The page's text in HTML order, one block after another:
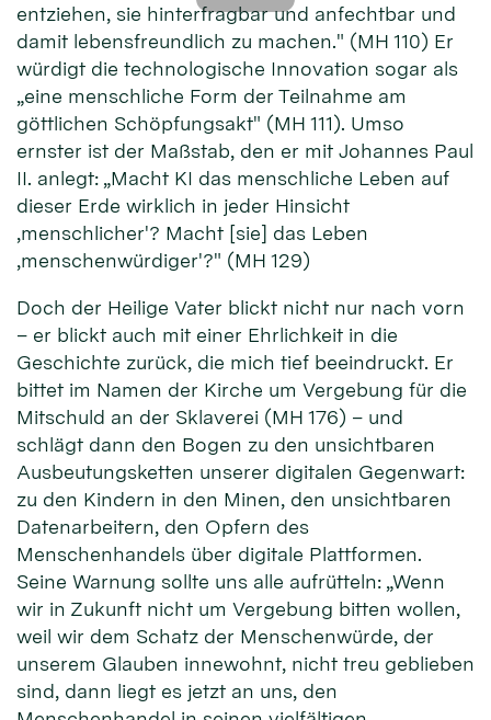
entziehen, sie hinterfragbar und anfechtbar und
damit lebensfreundlich zu machen." (MH 110) Er
würdigt die technologische Innovation sogar als
„eine menschliche Form der Teilnahme am
göttlichen Schöpfungsakt" (MH 111). Umso
ernster ist der Maßstab, den er mit Johannes Paul
II. anlegt: „Macht KI das menschliche Leben auf
dieser Erde wirklich in jeder Hinsicht
‚menschlicher'? Macht [sie] das Leben
‚menschenwürdiger'?" (MH 129)
Doch der Heilige Vater blickt nicht nur nach vorn
– er blickt auch mit einer Ehrlichkeit in die
Geschichte zurück, die mich tief beeindruckt. Er
bittet im Namen der Kirche um Vergebung für die
Mitschuld an der Sklaverei (MH 176) – und
schlägt dann den Bogen zu den unsichtbaren
Ausbeutungsketten unserer digitalen Gegenwart:
zu den Kindern in den Minen, den unsichtbaren
Datenarbeitern, den Opfern des
Menschenhandels über digitale Plattformen.
Seine Warnung sollte uns alle aufrütteln: „Wenn
wir in Zukunft nicht um Vergebung bitten wollen,
weil wir dem Schatz der Menschenwürde, der
unserem Glauben innewohnt, nicht treu geblieben
sind, dann liegt es jetzt an uns, den